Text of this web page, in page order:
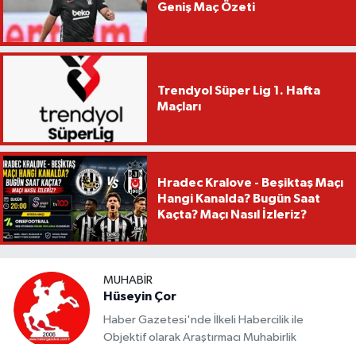
Geniş Maç Özeti
Trendyol Süper Lig 1. Hafta
Maçları
Hradec Kralove - Beşiktaş Maçı
Hangi Kanalda? Bugün Saat
Kaçta? Maçı Nasıl İzleriz?
MUHABIR
Hüseyin Çor
Haber Gazetesi'nde İlkeli Habercilik ile
Objektif olarak Araştırmacı Muhabirlik